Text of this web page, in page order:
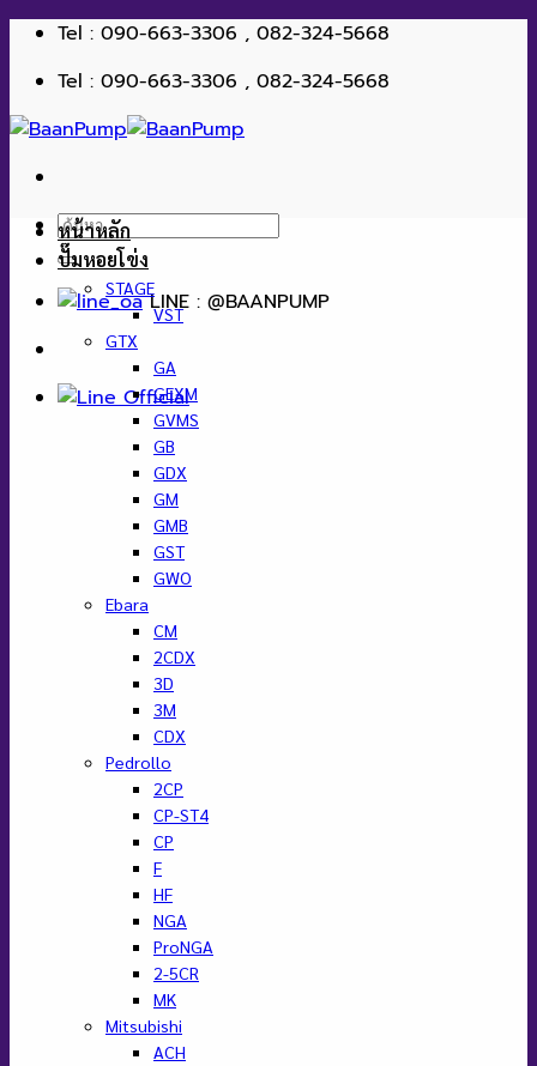
ข้าม
เนื้อหา
Tel : 090-663-3306 , 082-324-5668
Tel : 090-663-3306 , 082-324-5668
ค้นหา:
LINE : @BAANPUMP
หน้าหลัก
ปั๊มหอยโข่ง
STAGE
VST
GTX
GA
GEXM
GVMS
GB
GDX
GM
GMB
GST
GWO
Ebara
CM
2CDX
3D
3M
CDX
Pedrollo
2CP
CP-ST4
CP
F
HF
NGA
ProNGA
2-5CR
MK
Mitsubishi
ACH